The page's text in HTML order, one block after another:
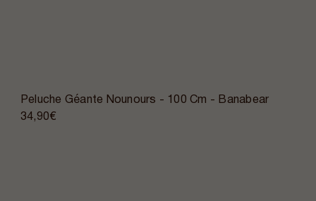
Peluche Géante Nounours - 100 Cm - Banabear
34,90€